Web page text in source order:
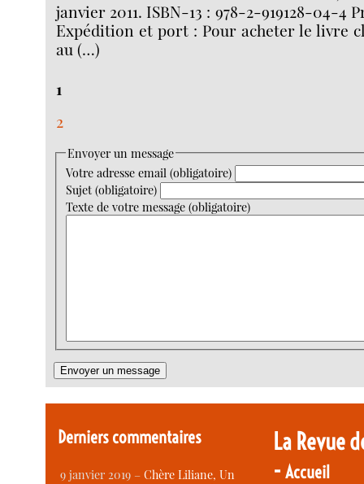
janvier 2011. ISBN-13 : 978-2-919128-04-4
Expédition et port : Pour acheter le livre
au (…)
1
2
Envoyer un message
Votre adresse email (obligatoire)
Sujet (obligatoire)
Texte de votre message (obligatoire)
Derniers commentaires
9 janvier 2019 –Chère Liliane, Un
La Revue
-Accueil